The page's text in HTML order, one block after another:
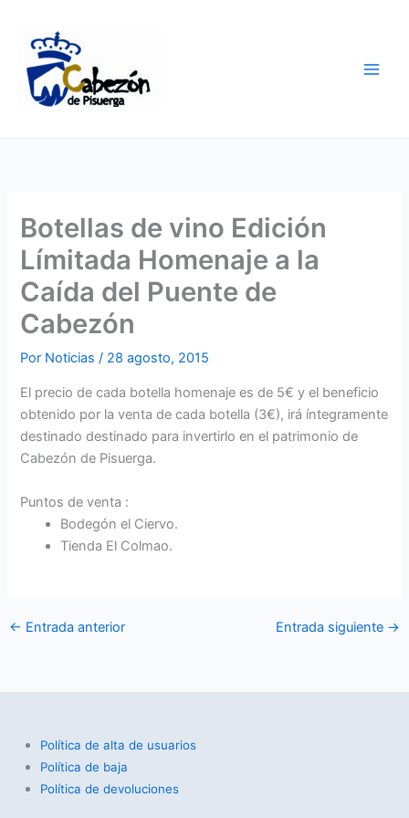
contenido
Botellas de vino Edición
Límitada Homenaje a la
Caída del Puente de
Cabezón
Por Noticias/ 28 agosto, 2015
El precio de cada botella homenaje es de 5€ y el beneficio
obtenido por la venta de cada botella (3€), irá íntegramente
destinado destinado para invertirlo en el patrimoniode
Cabezón de Pisuerga.
Puntos de venta :
Bodegón el Ciervo.
Tienda El Colmao.
← Entrada anterior Entrada siguiente →
Política de alta de usuarios
Política de baja
Política de devoluciones